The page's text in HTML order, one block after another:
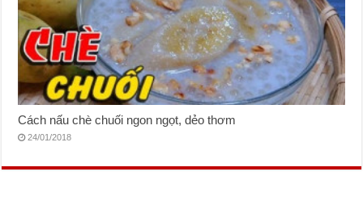
Cách nấu chè chuối ngon ngọt, dẻo thơm
24/01/2018